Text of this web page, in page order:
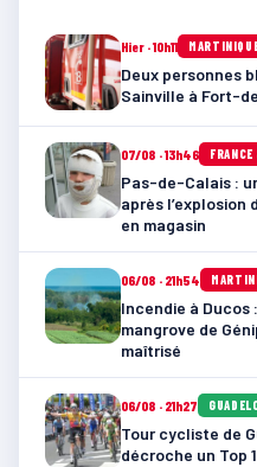
Hier · 10h11
Deux personnes
Sainville à Fort-
07/08 · 13h46
Pas-de-Calais :
après l’explosion
en magasin
06/08 · 21h54
Incendie à Ducos
mangrove de
maîtrisé
06/08 · 21h27
Tour cycliste de
décroche un Top